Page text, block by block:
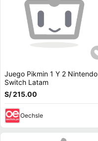
Juego Pikmin 1 Y 2 Nintendo
Switch Latam
S/ 215.00
Oechsle